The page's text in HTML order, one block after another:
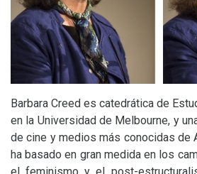
Barbara Creed es catedrática de
en la Universidad de Melbourne, y
de cine y medios más conocidas de
ha basado en gran medida en los